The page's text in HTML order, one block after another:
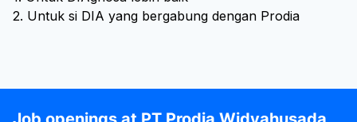
2. Untuk si DIA yang bergabung dengan Prodia